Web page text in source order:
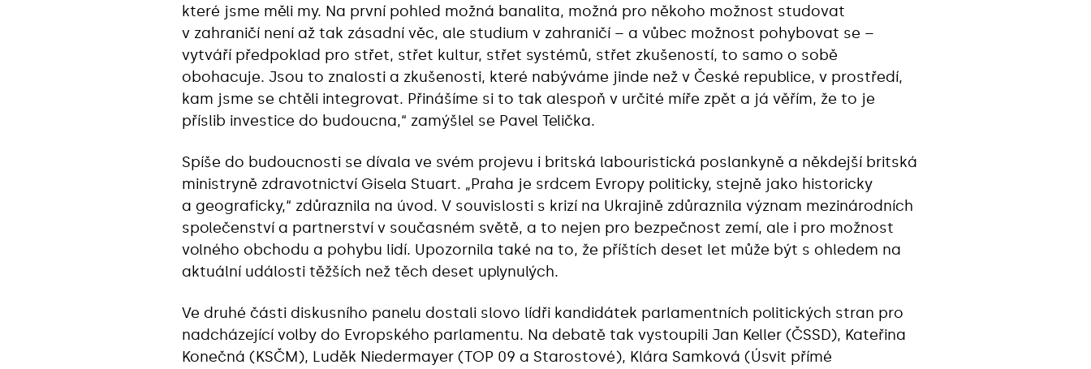
které jsme měli my. Na první pohled možná banalita, možná pro někoho možnost studovat
v zahraničí není až tak zásadní věc, ale studium v zahraničí – a vůbec možnost pohybovat se –
vytváří předpoklad pro střet, střet kultur, střet systémů, střet zkušeností, to samo o sobě
obohacuje. Jsou to znalosti a zkušenosti, které nabýváme jinde než v České republice, v prostředí,
kam jsme se chtěli integrovat. Přinášíme si to tak alespoň v určité míře zpět a já věřím, že to je
příslib investice do budoucna,“ zamýšlel se Pavel Telička.
Spíše do budoucnosti se dívala ve svém projevu i britská labouristická poslankyně a někdejší britská
ministryně zdravotnictví Gisela Stuart. „Praha je srdcem Evropy politicky, stejně jako historicky
a geograficky,“ zdůraznila na úvod. V souvislosti s krizí na Ukrajině zdůraznila význam mezinárodních
společenství a partnerství v současném světě, a to nejen pro bezpečnost zemí, ale i pro možnost
volného obchodu a pohybu lidí. Upozornila také na to, že příštích deset let může být s ohledem na
aktuální události těžších než těch deset uplynulých.
Ve druhé části diskusního panelu dostali slovo lídři kandidátek parlamentních politických stran pro
nadcházející volby do Evropského parlamentu. Na debatě tak vystoupili Jan Keller (ČSSD), Kateřina
Konečná (KSČM), Luděk Niedermayer (TOP 09 a Starostové), Klára Samková (Úsvit přímé